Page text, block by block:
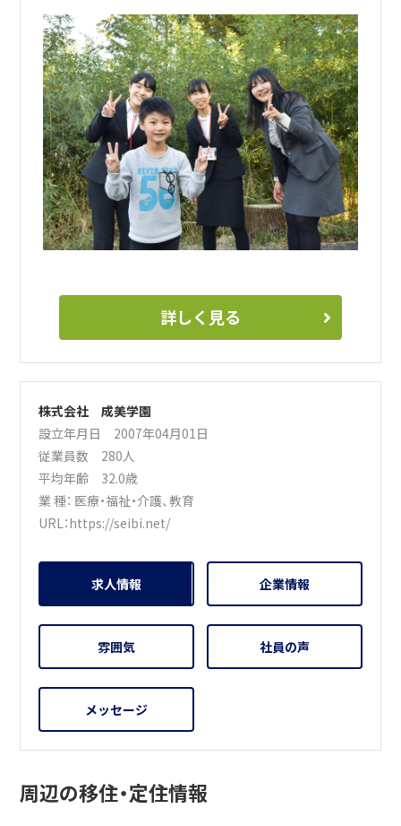
詳しく見る
株式会社 成美学園
設立年月日 2007年04月01日
従業員数 280人
平均年齢 32.0歳
業 種： 医療・福祉・介護、教育
URL：https://seibi.net/
求人情報 企業情報
雰囲気 社員の声
メッセージ
周辺の移住・定住情報